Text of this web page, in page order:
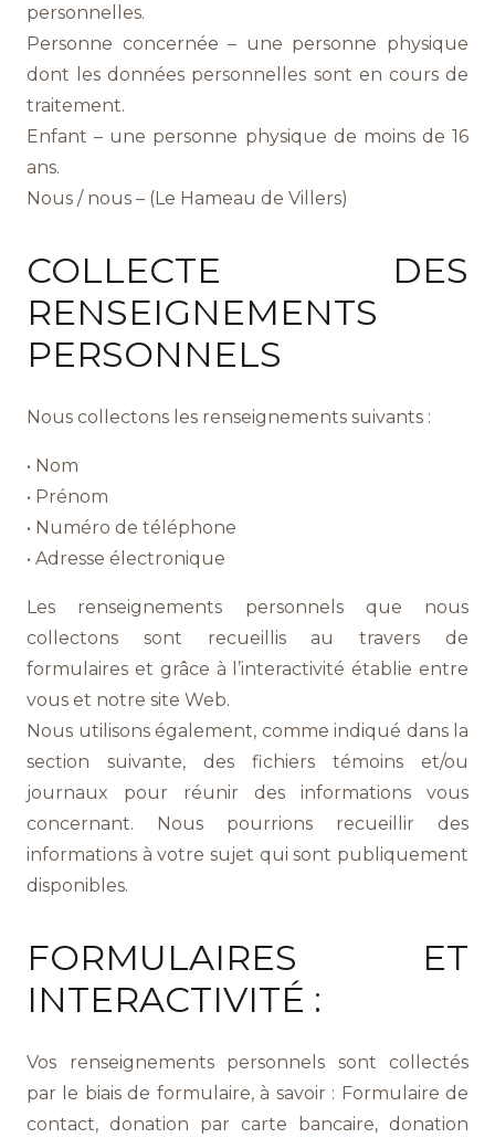
personnelles.
Personne concernée – une personne physique
dont les données personnelles sont en cours de
traitement.
Enfant – une personne physique de moins de 16
ans.
Nous / nous – (Le Hameau de Villers)
COLLECTE DES
RENSEIGNEMENTS
PERSONNELS
Nous collectons les renseignements suivants :
• Nom
• Prénom
• Numéro de téléphone
• Adresse électronique
Les renseignements personnels que nous
collectons sont recueillis au travers de
formulaires et grâce à l’interactivité établie entre
vous et notre site Web.
Nous utilisons également, comme indiqué dans la
section suivante, des fichiers témoins et/ou
journaux pour réunir des informations vous
concernant. Nous pourrions recueillir des
informations à votre sujet qui sont publiquement
disponibles.
FORMULAIRES ET
INTERACTIVITÉ :
Vos renseignements personnels sont collectés
par le biais de formulaire, à savoir : Formulaire de
contact, donation par carte bancaire, donation